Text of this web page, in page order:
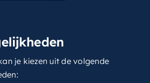
je kiezen uit de volgende